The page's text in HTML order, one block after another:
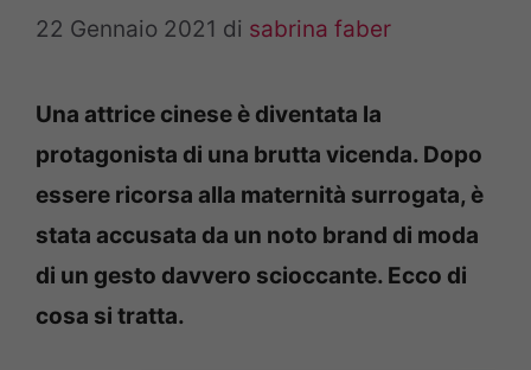
22 Gennaio 2021 di sabrina faber
Una attrice cinese è diventata la
protagonista di una brutta vicenda. Dopo
essere ricorsa alla maternità surrogata, è
stata accusata da un noto brand di moda
di un gesto davvero scioccante. Ecco di
cosa si tratta.